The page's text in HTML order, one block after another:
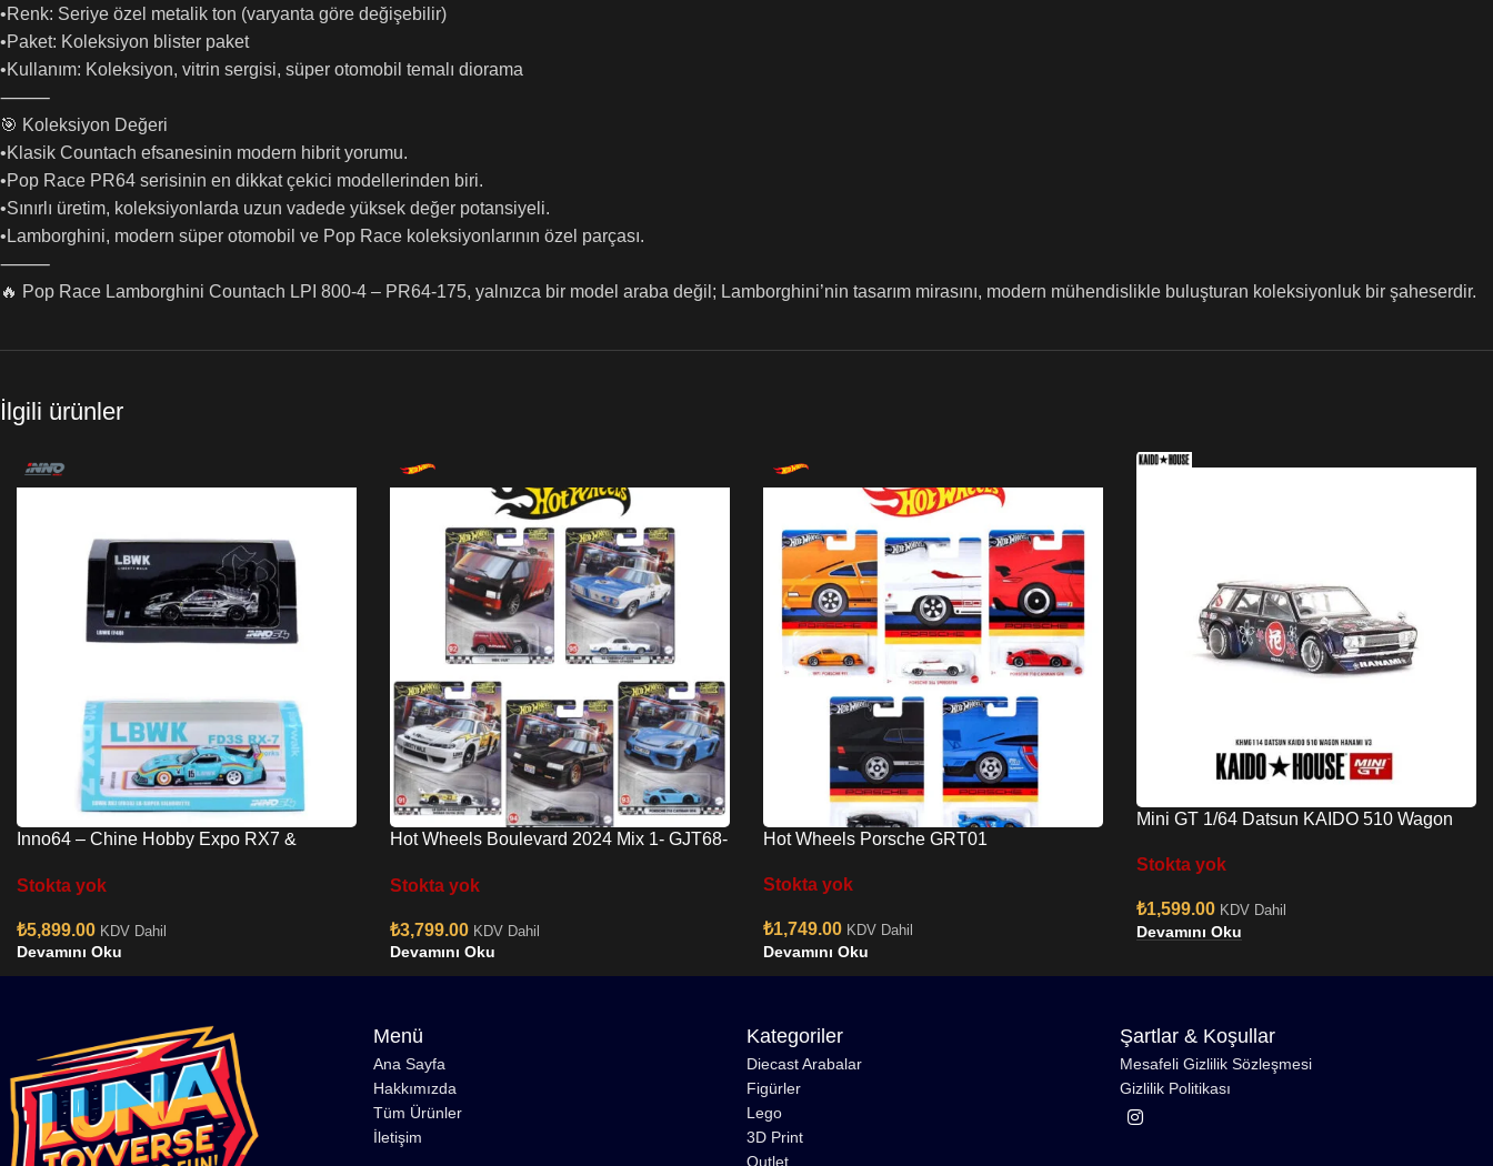
•Renk: Seriye özel metalik ton (varyanta göre değişebilir)
•Paket: Koleksiyon blister paket
•Kullanım: Koleksiyon, vitrin sergisi, süper otomobil temalı diorama
⸻
🎯 Koleksiyon Değeri
•Klasik Countach efsanesinin modern hibrit yorumu.
•Pop Race PR64 serisinin en dikkat çekici modellerinden biri.
•Sınırlı üretim, koleksiyonlarda uzun vadede yüksek değer potansiyeli.
•Lamborghini, modern süper otomobil ve Pop Race koleksiyonlarının özel parçası.
⸻
🔥 Pop Race Lamborghini Countach LPI 800-4 – PR64-175, yalnızca bir model araba değil; Lamborghini’nin tasarım mirasını, modern mühendislikle buluşturan koleksiyonluk bir şaheserdir.
İlgili ürünler
Inno64 – Chine Hobby Expo RX7 &
Stokta yok
₺5,899.00 KDV Dahil
Devamını Oku
Hot Wheels Boulevard 2024 Mix 1- GJT68-
Stokta yok
₺3,799.00 KDV Dahil
Devamını Oku
Hot Wheels Porsche GRT01
Stokta yok
₺1,749.00 KDV Dahil
Devamını Oku
Mini GT 1/64 Datsun KAIDO 510 Wagon
Stokta yok
₺1,599.00 KDV Dahil
Devamını Oku
Menü
Ana Sayfa
Hakkımızda
Tüm Ürünler
İletişim
Kategoriler
Diecast Arabalar
Figürler
Lego
3D Print
Outlet
Şartlar & Koşullar
Mesafeli Gizlilik Sözleşmesi
Gizlilik Politikası